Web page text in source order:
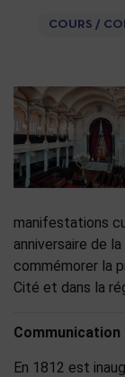
COURS /
manifestations
anniversaire de la
commémorer la
Cité et dans la
Communication
En 1812 est